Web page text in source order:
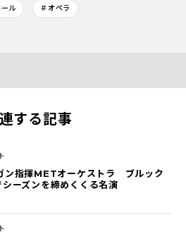
ル ＃オペラ
する記事
ン指揮METオーケストラ ブルック
ーズンを締めくくる名演